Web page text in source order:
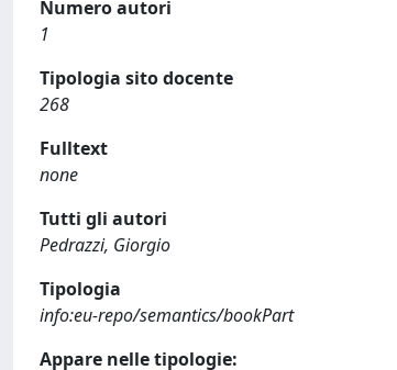
Numero autori
1
Tipologia sito docente
268
Fulltext
none
Tutti gli autori
Pedrazzi, Giorgio
Tipologia
info:eu-repo/semantics/bookPart
Appare nelle tipologie: